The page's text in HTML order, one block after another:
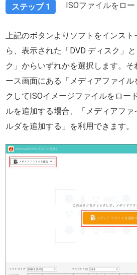
ステップ 1 ISOファイルをロー
上記のボタンよりソフトをインスト
ら、表示された「DVD ディスク」
ク」からいずれかを選択します。
ース画面にある「メディアファイル
クしてISOイメージファイルをロー
ルを追加する場合、「メディアファ
ルダを追加する」を利用できます。